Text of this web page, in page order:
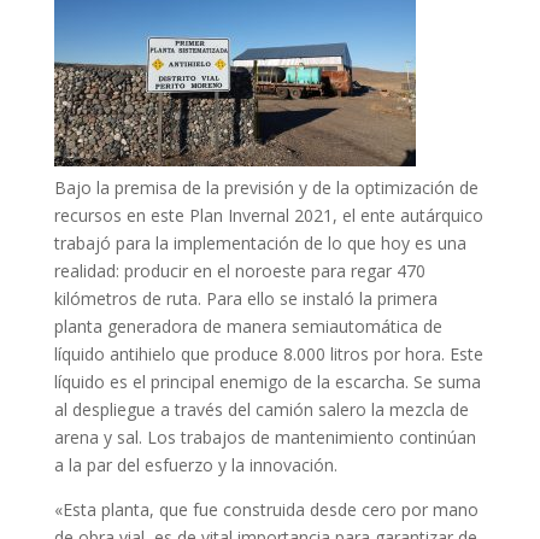
Bajo la premisa de la previsión y de la optimización de
recursos en este Plan Invernal 2021, el ente autárquico
trabajó para la implementación de lo que hoy es una
realidad: producir en el noroeste para regar 470
kilómetros de ruta. Para ello se instaló la primera
planta generadora de manera semiautomática de
líquido antihielo que produce 8.000 litros por hora. Este
líquido es el principal enemigo de la escarcha. Se suma
al despliegue a través del camión salero la mezcla de
arena y sal. Los trabajos de mantenimiento continúan
a la par del esfuerzo y la innovación.
«Esta planta, que fue construida desde cero por mano